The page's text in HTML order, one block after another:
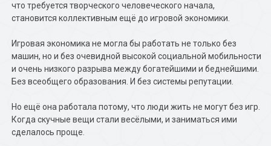
что требуется творческого человеческого начала,
становится коллективным ещё до игровой экономики.
Игровая экономика не могла бы работать не только без
машин, но и без очевидной высокой социальной мобильности
и очень низкого разрыва между богатейшими и беднейшими.
Без всеобщего образования. И без системы репутации.
Но ещё она работала потому, что люди жить не могут без игр.
Когда скучные вещи стали весёлыми, и заниматься ими
сделалось проще.